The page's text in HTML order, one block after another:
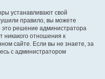
устанавливают свой
правило, вы можете
это решение администратора
никакого отношения к
сайте. Если вы не знаете, за
с администратором